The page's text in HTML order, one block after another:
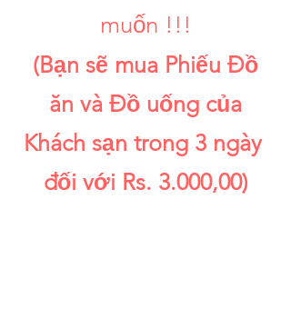
muốn !!!
(Bạn sẽ mua Phiếu Đồ
ăn và Đồ uống của
Khách sạn trong 3 ngày
đối với Rs. 3.000,00)